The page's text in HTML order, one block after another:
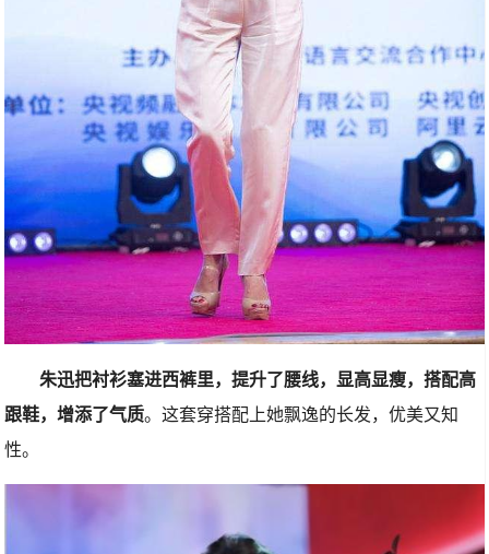
朱迅把衬衫塞进西裤里，提升了腰线，显高显瘦，搭配高
跟鞋，增添了气质。这套穿搭配上她飘逸的长发，优美又知
性。